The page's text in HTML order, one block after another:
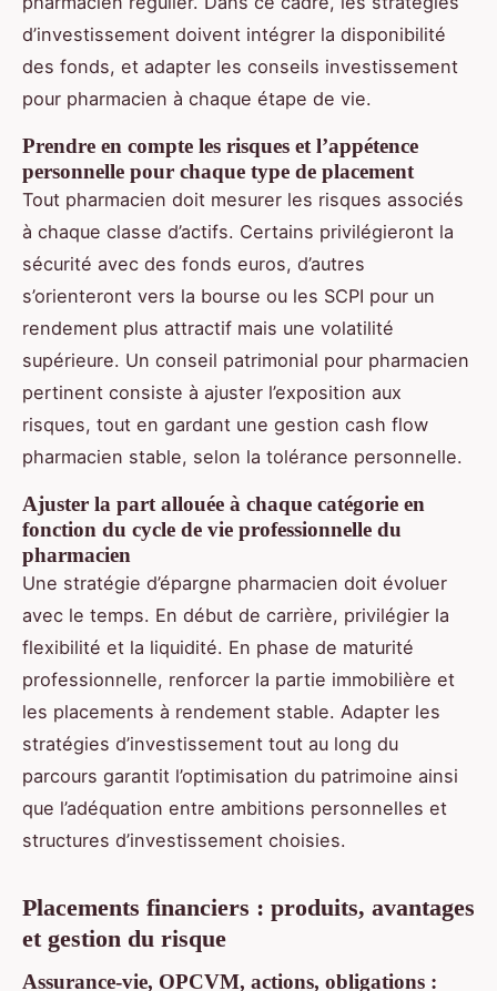
d’investissement doivent intégrer la disponibilité
des fonds, et adapter les conseils investissement
pour pharmacien à chaque étape de vie.
Prendre en compte les risques et l’appétence
personnelle pour chaque type de placement
Tout pharmacien doit mesurer les risques associés
à chaque classe d’actifs. Certains privilégieront la
sécurité avec des fonds euros, d’autres
s’orienteront vers la bourse ou les SCPI pour un
rendement plus attractif mais une volatilité
supérieure. Un conseil patrimonial pour pharmacien
pertinent consiste à ajuster l’exposition aux
risques, tout en gardant une gestion cash flow
pharmacien stable, selon la tolérance personnelle.
Ajuster la part allouée à chaque catégorie en
fonction du cycle de vie professionnelle du
pharmacien
Une stratégie d’épargne pharmacien doit évoluer
avec le temps. En début de carrière, privilégier la
flexibilité et la liquidité. En phase de maturité
professionnelle, renforcer la partie immobilière et
les placements à rendement stable. Adapter les
stratégies d’investissement tout au long du
parcours garantit l’optimisation du patrimoine ainsi
que l’adéquation entre ambitions personnelles et
structures d’investissement choisies.
Placements financiers : produits, avantages
et gestion du risque
Assurance-vie, OPCVM, actions, obligations :